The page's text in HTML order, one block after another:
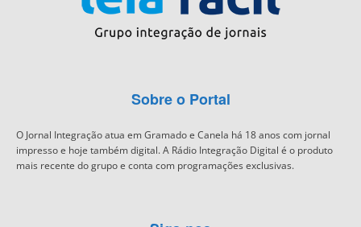
Sobre o Portal
O Jornal Integração atua em Gramado e Canela há 18 anos com jornal
impresso e hoje também digital. A Rádio Integração Digital é o produto
mais recente do grupo e conta com programações exclusivas.